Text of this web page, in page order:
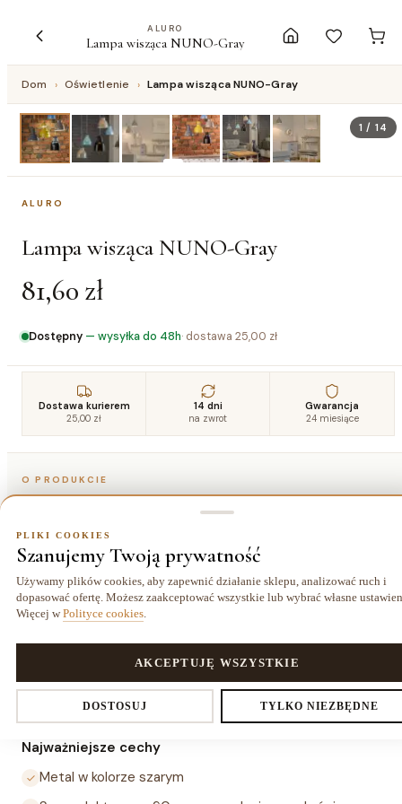
ALURO
Lampa wisząca NUNO-Gray
Dom › Oświetlenie › Lampa wisząca NUNO-Gray
1 /14
ALURO
Lampa wisząca NUNO-Gray
81,60 zł
Dostępny — wysyłka do 48h· dostawa 25,00 zł
Dostawa kurierem
25,00 zł
14 dni
na zwrot
Gwarancja
24 miesiące
O PRODUKCIE
Opis
Lampa wisząca NUNO-Gray to metalowa lampa wisząca w
kolorze szarym, o wymiarach Ø19×17 cm, z sznurem
elektrycznym 90 cm. Gwint E27, maksymalna moc 40 W.
Stonowana szarość pasuje do nowoczesnych i klasycznych
aranżacji salonu, jadalni i sypialni.
Najważniejsze cechy
Metal w kolorze szarym
PLIKI COOKIES
Szanujemy Twoją prywatność
Używamy plików cookies, aby zapewnić działanie sklepu, analizować ruch i
dopasować ofertę. Możesz zaakceptować wszystkie lub wybrać własne
Więcej w Polityce cookies
DOSTOSUJ TYLKO NIEZBĘDNE
AKCEPTUJĘ WSZYSTKIE
Ustawienia prywatności
Decydujesz, które dane zbieramy. Niezbędne pliki cookies są